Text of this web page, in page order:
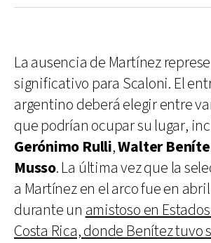
La ausencia de Martínez
significativo para Scaloni. El
argentino deberá elegir entre
que podrían ocupar su lugar,
Gerónimo Rulli,Walter
Musso. La última vez que la
a Martínez en el arco fue en
durante un amistoso en
Costa Rica, donde Benítez tuvo